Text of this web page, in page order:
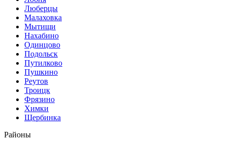
Люберцы
Малаховка
Мытищи
Нахабино
Одинцово
Подольск
Путилково
Пушкино
Реутов
Троицк
Фрязино
Химки
Щербинка
Районы